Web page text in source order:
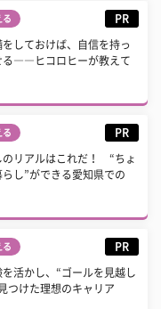
る PR
をしておけば、自信を持っ
る――ヒコロヒーが教えて
る PR
のリアルはこれだ！ “ちょ
らし”ができる愛知県での
る PR
活かし、“ゴールを見越し
つけた理想のキャリア